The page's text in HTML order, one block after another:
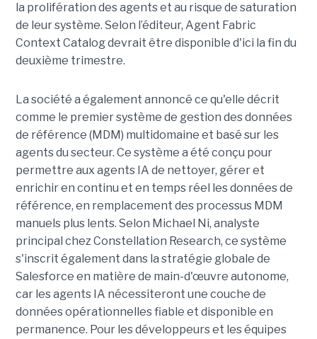
la prolifération des agents et au risque de saturation
de leur système. Selon l’éditeur, Agent Fabric
Context Catalog devrait être disponible d'ici la fin du
deuxième trimestre.
La société a également annoncé ce qu'elle décrit
comme le premier système de gestion des données
de référence (MDM) multidomaine et basé sur les
agents du secteur. Ce système a été conçu pour
permettre aux agents IA de nettoyer, gérer et
enrichir en continu et en temps réel les données de
référence, en remplacement des processus MDM
manuels plus lents. Selon Michael Ni, analyste
principal chez Constellation Research, ce système
s'inscrit également dans la stratégie globale de
Salesforce en matière de main-d'œuvre autonome,
car les agents IA nécessiteront une couche de
données opérationnelles fiable et disponible en
permanence. Pour les développeurs et les équipes